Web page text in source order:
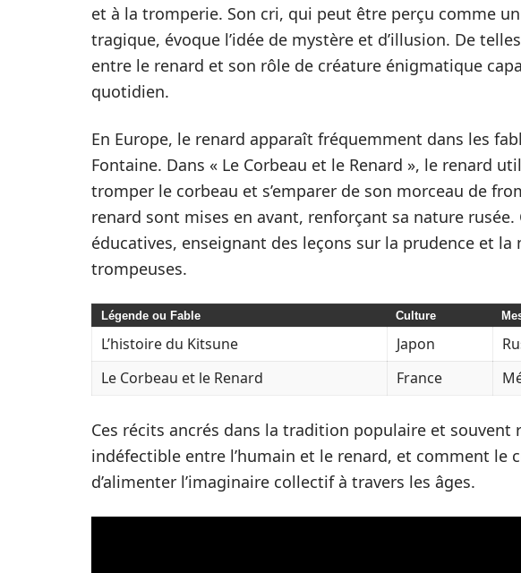
et à la tromperie. Son cri, qui peut être perçu comme
tragique, évoque l’idée de mystère et d’illusion. De
entre le renard et son rôle de créature énigmatique
quotidien.
En Europe, le renard apparaît fréquemment dans les
Fontaine. Dans « Le Corbeau et le Renard », le renard
tromper le corbeau et s’emparer de son morceau de
renard sont mises en avant, renforçant sa nature
éducatives, enseignant des leçons sur la prudence et la
trompeuses.
Légende ou Fable Culture
L’histoire du Kitsune Japon
Le Corbeau et le Renard
France
Ces récits ancrés dans la tradition populaire et
indéfectible entre l’humain et le renard, et comment le
d’alimenter l’imaginaire collectif à travers les âges.